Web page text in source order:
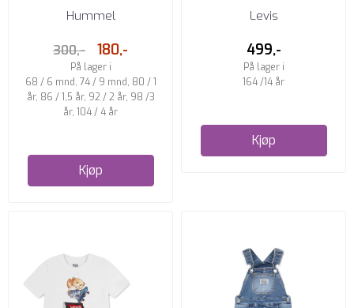
Hummel
300,- 180,-
På lager i
68 / 6 mnd, 74 / 9 mnd, 80 / 1
år, 86 / 1,5 år, 92 / 2 år, 98 /3
år, 104 / 4 år
Kjøp
BASIL SKY WITHOUT ...
Levis
499,-
På lager i
164 /14 år
Kjøp